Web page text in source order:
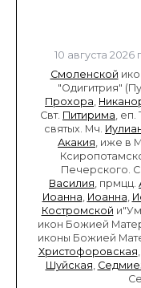
10 августа 2026
Смоленской
"Одигитрия"
Прохора,
Свт. Питирима, еп.
святых. Мч.
Акакия, иже в
Печерского.
Василия, прмцц.
Иоанна, Иоанна,
Костромской
икон Божией
иконы Божией
Христофоровская,
Шуйская,